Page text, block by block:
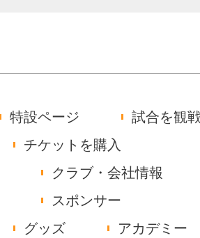
特設ページ
試合を観
チケットを購入
クラブ・会社情報
スポンサー
グッズ
アカデミー